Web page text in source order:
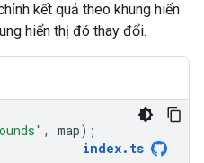
kết quả theo khung hiển
hiển thị đó thay đổi.
, map);
index. ts